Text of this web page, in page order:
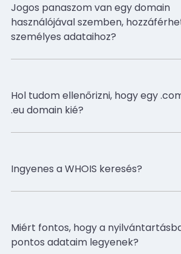
Jogos panaszom van egy domain
használójával szemben,
személyes adataihoz?
Hol tudom ellenőrizni, hogy egy
.eu domain kié?
Ingyenes a WHOIS keresés?
Miért fontos, hogy a
pontos adataim legyenek?